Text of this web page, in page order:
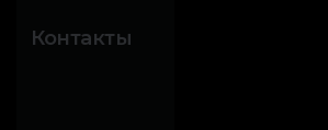
Контакты